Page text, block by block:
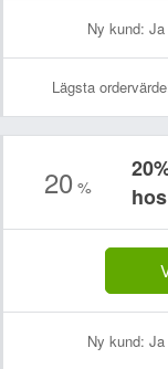
Ny kund: Ja
Lägsta
20 %
Ny kund: Ja